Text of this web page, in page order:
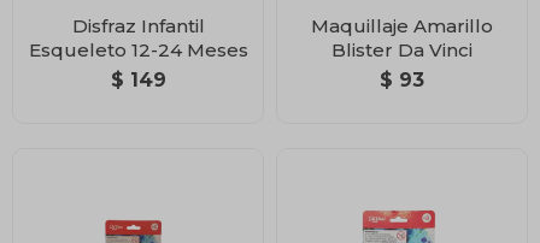
Disfraz Infantil
Esqueleto 12-24 Meses
$ 149
Maquillaje Amarillo
Blister Da Vinci
$ 93